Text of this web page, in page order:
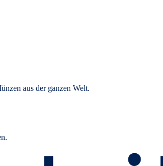
aus der ganzen Welt.